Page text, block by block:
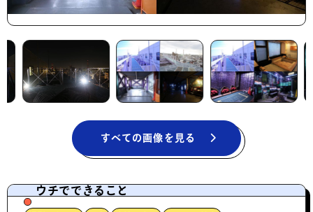
すべての画像を見る
ウチでできること